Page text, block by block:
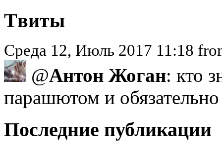
Tвиты
Среда 12, Июль 2017 11:18
@Антон Жоган: кто
парашютом и
Последние публикации